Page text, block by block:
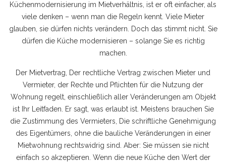
Küchenmodernisierung im Mietverhältnis , ist er oft einfacher, als
viele denken – wenn man die Regeln kennt. Viele Mieter
glauben, sie dürfen nichts verändern. Doch das stimmt nicht. Sie
dürfen die Küche modernisieren – solange Sie es richtig
machen.
Der Mietvertrag
Der rechtliche Vertrag zwischen Mieter und
Vermieter, der Rechte und Pflichten für die Nutzung der
Wohnung regelt, einschließlich aller Veränderungen am Objekt
ist Ihr Leitfaden. Er sagt, was erlaubt ist. Meistens brauchen Sie
die Zustimmung des Vermieters
Die schriftliche Genehmigung
des Eigentümers, ohne die bauliche Veränderungen in einer
Mietwohnung rechtswidrig sind . Aber: Sie müssen sie nicht
einfach so akzeptieren. Wenn die neue Küche den Wert der